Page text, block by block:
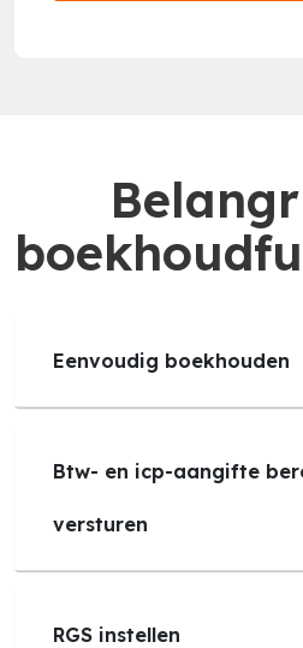
Eenvoudig boekhouden
Btw- en icp-aangifte
versturen
RGS instellen